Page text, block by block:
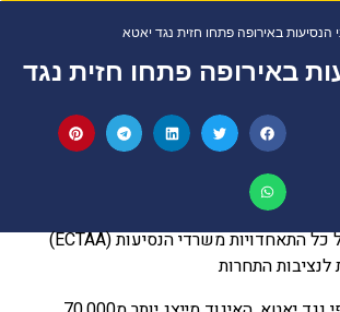
הנסיעות באירופה פתחו חזית נגד יאטא
באירופה פתחו חזית נגד
האיגוד האירופי של כל התאחדויות משרדי הנסיעות (ECTAA)
התחרות